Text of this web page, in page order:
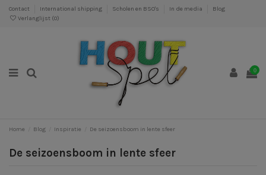
Contact International shipping Scholen en BSO's In de media
Blog
Verlanglijst (0)
0
Home Blog Inspiratie De seizoensboom in lente sfeer
De seizoensboom in lente sfeer